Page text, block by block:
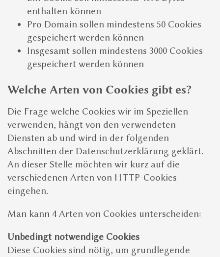
enthalten können
Pro Domain sollen mindestens 50 Cookies
gespeichert werden können
Insgesamt sollen mindestens 3000 Cookies
gespeichert werden können
Welche Arten von Cookies gibt es?
Die Frage welche Cookies wir im Speziellen
verwenden, hängt von den verwendeten
Diensten ab und wird in der folgenden
Abschnitten der Datenschutzerklärung geklärt.
An dieser Stelle möchten wir kurz auf die
verschiedenen Arten von HTTP-Cookies
eingehen.
Man kann 4 Arten von Cookies unterscheiden:
Unbedingt notwendige Cookies
Diese Cookies sind nötig, um grundlegende